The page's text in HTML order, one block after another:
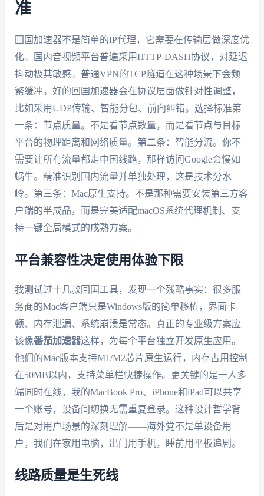
准
回国加速器不是简单的IP代理，它需要在传输层做深度优
化。国内音视频平台普遍采用HTTP-DASH协议，对延迟
抖动极其敏感。普通VPN的TCP隧道在这种场景下会频
繁缓冲。好的回国加速器会在协议层面做针对性调整，
比如采用UDP传输、智能分包、前向纠错。选择标准第
一条：节点质量。不是看节点数量，而是看节点与目标
平台的物理距离和网络质量。第二条：智能分流。你不
需要让所有流量都走中国线路，那样访问Google会慢如
蜗牛。精准识别国内流量并单独处理，这是技术分水
岭。第三条：Mac原生支持。不是那种需要安装第三方客
户端的半成品，而是完美适配macOS系统代理机制、支
持一键全局模式的成熟方案。
平台兼容性决定使用体验下限
我测试过十几款回国工具，发现一个残酷事实：很多服
务商的Mac客户端只是Windows版的简单移植，界面卡
顿、内存泄漏、系统崩溃是常态。真正的专业级方案应
该像番茄加速器这样，为每个平台独立开发原生应用。
他们的Mac版本支持M1/M2芯片原生运行，内存占用控制
在50MB以内，支持菜单栏快捷操作。更关键的是一人多
端同时在线，我的MacBook Pro、iPhone和iPad可以共享
一个账号，设备间切换无需重复登录。这种设计哲学背
后是对用户场景的深刻理解——海外党不是单设备用
户，我们在家用电脑，出门用手机，睡前用平板追剧。
线路质量是生死线